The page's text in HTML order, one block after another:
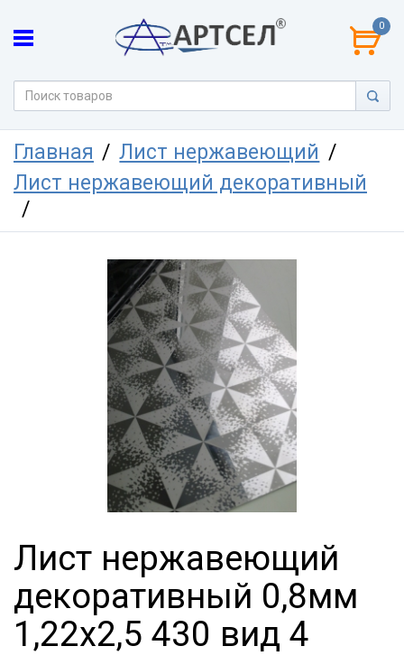
0
Главная
Лист нержавеющий
Лист нержавеющий декоративный
Лист нержавеющий
декоративный 0,8мм
1,22х2,5 430 вид 4